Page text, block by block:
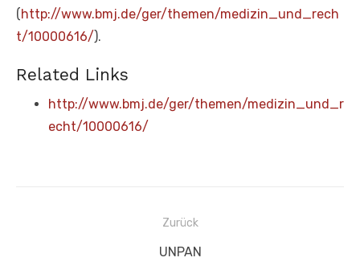
(http://www.bmj.de/ger/themen/medizin_und_rech
t/10000616/).
Related Links
http://www.bmj.de/ger/themen/medizin_und_r
echt/10000616/
Beitragsnavigation
Zurück
Vorheriger
UNPAN